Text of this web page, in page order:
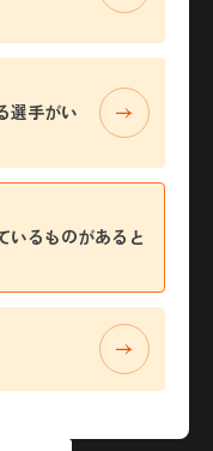
選手がい
いるものがあると